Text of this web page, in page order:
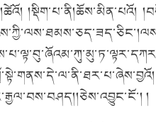
།སྡིག་པ་ནི།ཆོས་མིན་པའོ།
།